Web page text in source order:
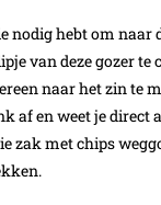
nodig hebt om naar
van deze gozer te
naar het zin te
af en weet je direct
zak met chips